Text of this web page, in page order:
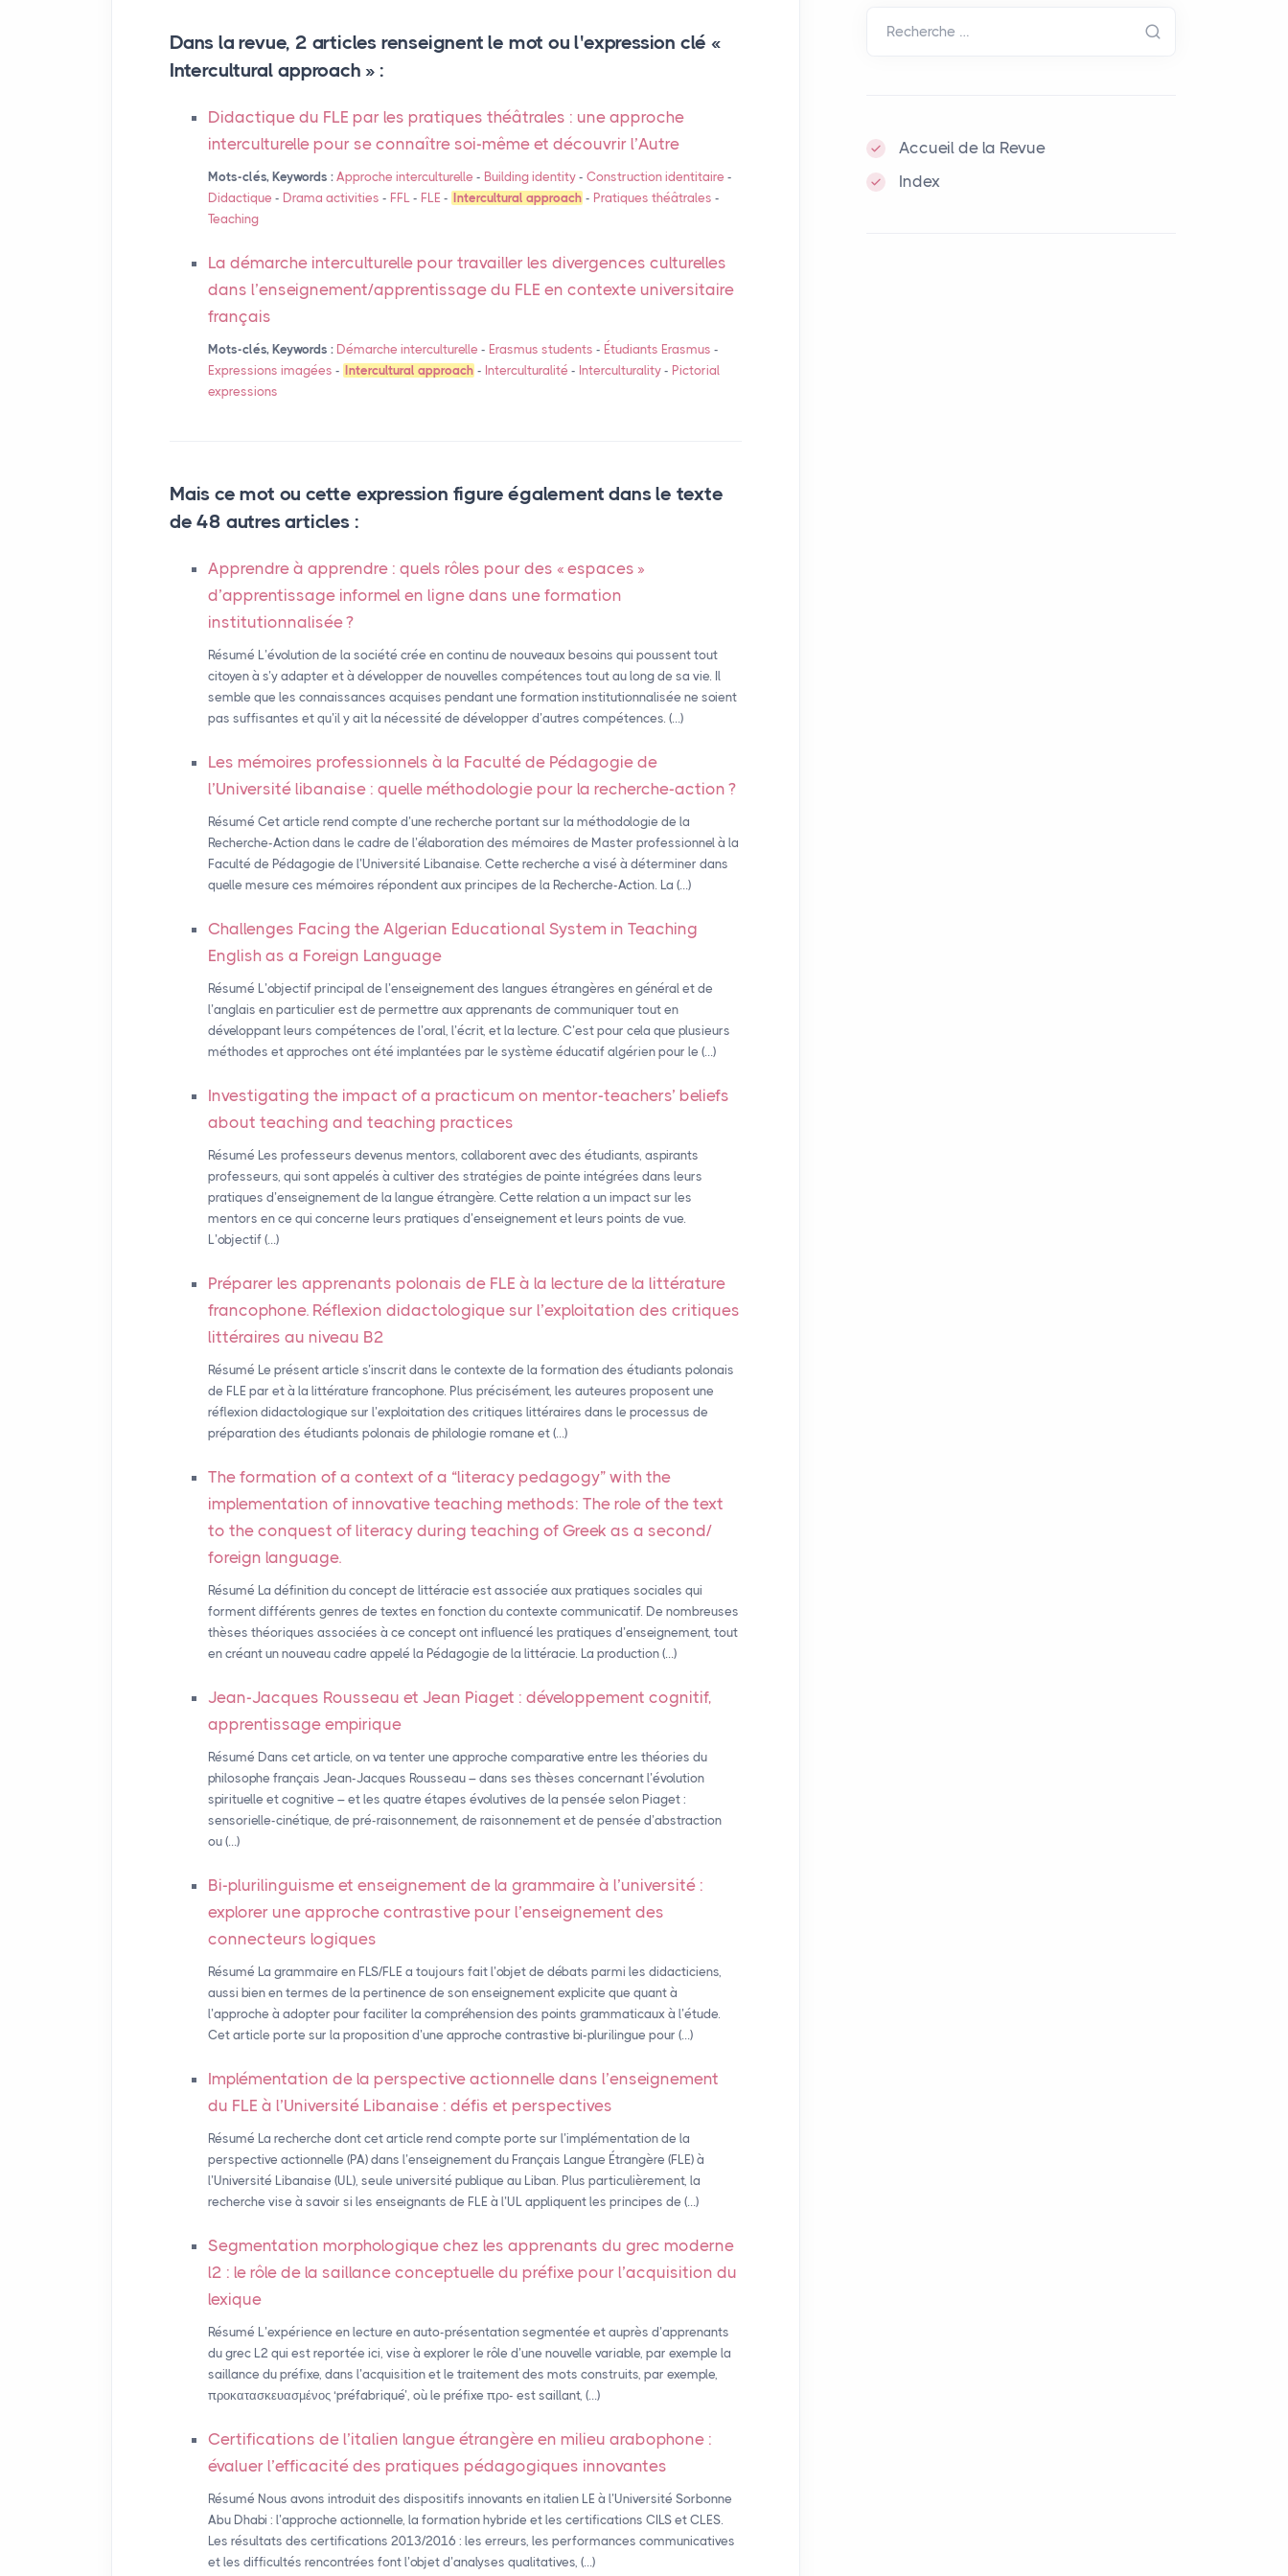
Dans la revue, 2 articles renseignent le mot ou l'expression clé «
Intercultural approach » :
Didactique du FLE par les pratiques théâtrales : une approche
interculturelle pour se connaître soi-même et découvrir l’Autre
Mots-clés, Keywords : Approche interculturelle - Building identity - Construction identitaire -
Didactique - Drama activities - FFL - FLE - Intercultural approach - Pratiques théâtrales -
Teaching
La démarche interculturelle pour travailler les divergences culturelles
dans l’enseignement/apprentissage du FLE en contexte universitaire
français
Mots-clés, Keywords : Démarche interculturelle - Erasmus students - Étudiants Erasmus -
Expressions imagées - Intercultural approach - Interculturalité - Interculturality - Pictorial
expressions
Mais ce mot ou cette expression figure également dans le texte
de 48 autres articles :
Apprendre à apprendre : quels rôles pour des « espaces »
d’apprentissage informel en ligne dans une formation
institutionnalisée?
Résumé L’évolution de la société crée en continu de nouveaux besoins qui poussent tout
citoyen à s’y adapter et à développer de nouvelles compétences tout au long de sa vie. Il
semble que les connaissances acquises pendant une formation institutionnalisée ne soient
pas suffisantes et qu’il y ait la nécessité de développer d’autres compétences. (…)
Les mémoires professionnels à la Faculté de Pédagogie de
l’Université libanaise : quelle méthodologie pour la recherche-action ?
Résumé Cet article rend compte d’une recherche portant sur la méthodologie de la
Recherche-Action dans le cadre de l’élaboration des mémoires de Master professionnel à la
Faculté de Pédagogie de l’Université Libanaise. Cette recherche a visé à déterminer dans
quelle mesure ces mémoires répondent aux principes de la Recherche-Action. La (…)
Challenges Facing the Algerian Educational System in Teaching
English as a Foreign Language
Résumé L’objectif principal de l’enseignement des langues étrangères en général et de
l’anglais en particulier est de permettre aux apprenants de communiquer tout en
développant leurs compétences de l’oral, l’écrit, et la lecture. C’est pour cela que plusieurs
méthodes et approches ont été implantées par le système éducatif algérien pour le (…)
Investigating the impact of a practicum on mentor-teachers’ beliefs
about teaching and teaching practices
Résumé Les professeurs devenus mentors, collaborent avec des étudiants, aspirants
professeurs, qui sont appelés à cultiver des stratégies de pointe intégrées dans leurs
pratiques d’enseignement de la langue étrangère. Cette relation a un impact sur les
mentors en ce qui concerne leurs pratiques d’enseignement et leurs points de vue.
L’objectif (…)
Préparer les apprenants polonais de FLE à la lecture de la littérature
francophone. Réflexion didactologique sur l’exploitation des critiques
littéraires au niveau B2
Résumé Le présent article s’inscrit dans le contexte de la formation des étudiants polonais
de FLE par et à la littérature francophone. Plus précisément, les auteures proposent une
réflexion didactologique sur l’exploitation des critiques littéraires dans le processus de
préparation des étudiants polonais de philologie romane et (…)
The formation of a context of a “literacy pedagogy” with the
implementation of innovative teaching methods: The role of the text
to the conquest of literacy during teaching of Greek as a second/
foreign language.
Résumé La définition du concept de littéracie est associée aux pratiques sociales qui
forment différents genres de textes en fonction du contexte communicatif. De nombreuses
thèses théoriques associées à ce concept ont influencé les pratiques d’enseignement, tout
en créant un nouveau cadre appelé la Pédagogie de la littéracie. La production (…)
Jean-Jacques Rousseau et Jean Piaget : développement cognitif,
apprentissage empirique
Résumé Dans cet article, on va tenter une approche comparative entre les théories du
philosophe français Jean-Jacques Rousseau – dans ses thèses concernant l’évolution
spirituelle et cognitive – et les quatre étapes évolutives de la pensée selon Piaget :
sensorielle-cinétique, de pré-raisonnement, de raisonnement et de pensée d’abstraction
ou (…)
Bi-plurilinguisme et enseignement de la grammaire à l’université :
explorer une approche contrastive pour l’enseignement des
connecteurs logiques
Résumé La grammaire en FLS/FLE a toujours fait l’objet de débats parmi les didacticiens,
aussi bien en termes de la pertinence de son enseignement explicite que quant à
l’approche à adopter pour faciliter la compréhension des points grammaticaux à l’étude.
Cet article porte sur la proposition d’une approche contrastive bi-plurilingue pour (…)
Implémentation de la perspective actionnelle dans l’enseignement
du FLE à l’Université Libanaise : défis et perspectives
Résumé La recherche dont cet article rend compte porte sur l’implémentation de la
perspective actionnelle (PA) dans l’enseignement du Français Langue Étrangère (FLE) à
l’Université Libanaise (UL), seule université publique au Liban. Plus particulièrement, la
recherche vise à savoir si les enseignants de FLE à l’UL appliquent les principes de (…)
Segmentation morphologique chez les apprenants du grec moderne
l2 : le rôle de la saillance conceptuelle du préfixe pour l’acquisition du
lexique
Résumé L’expérience en lecture en auto-présentation segmentée et auprès d’apprenants
du grec L2 qui est reportée ici, vise à explorer le rôle d’une nouvelle variable, par exemple la
saillance du préfixe, dans l’acquisition et le traitement des mots construits, par exemple,
προκατασκευασμένος ‘préfabriqué’, où le préfixe προ- est saillant, (…)
Certifications de l’italien langue étrangère en milieu arabophone :
évaluer l’efficacité des pratiques pédagogiques innovantes
Résumé Nous avons introduit des dispositifs innovants en italien LE à l’Université Sorbonne
Abu Dhabi : l’approche actionnelle, la formation hybride et les certifications CILS et CLES.
Les résultats des certifications 2013/2016 : les erreurs, les performances communicatives
et les difficultés rencontrées font l’objet d’analyses qualitatives, (…)
Recherche …
Accueil de la Revue
Index